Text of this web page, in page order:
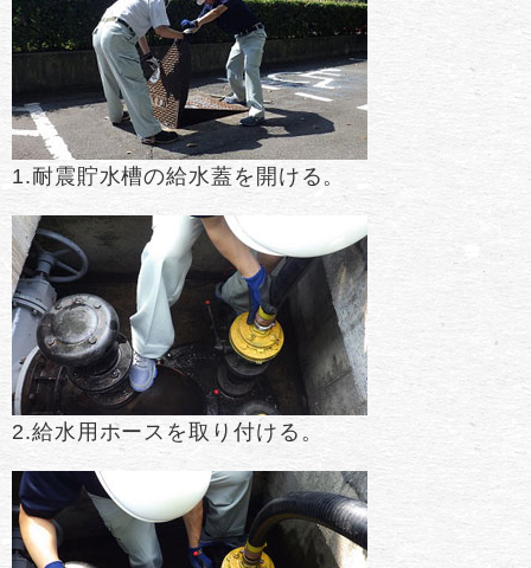
1.耐震貯水槽の給水蓋を開ける。
2.給水用ホースを取り付ける。